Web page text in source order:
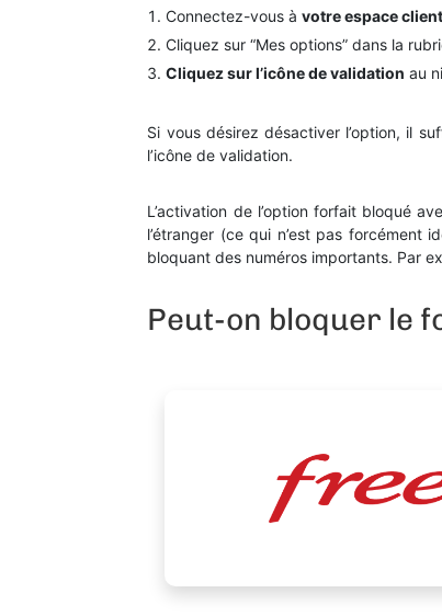
Connectez-vous àvotre espace client
Cliquez sur “Mes options” dans la
Cliquez sur l’icône de validation au
Si vous désirez désactiver l’option, il
l’icône de validation.
L’activation de l’option forfait bloqué
l’étranger (ce qui n’est pas forcément
bloquant des numéros importants. Par
Peut-on bloquer le